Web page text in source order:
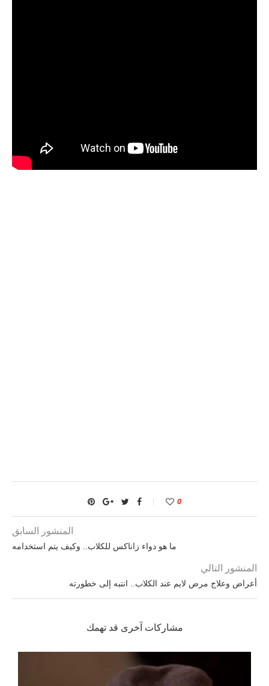
0
المنشور السابق
ما هو دواء زاناكس للكلاب.. وكيف يتم استخدامه
المنشور التالي
أعراض وعلاج مرض لايم عند الكلاب.. انتبه إلى خطورته
مشاركات آخرى قد تهمك